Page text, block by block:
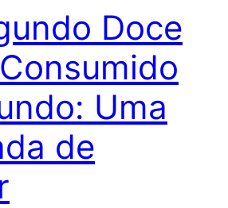
Doce
Uma
de